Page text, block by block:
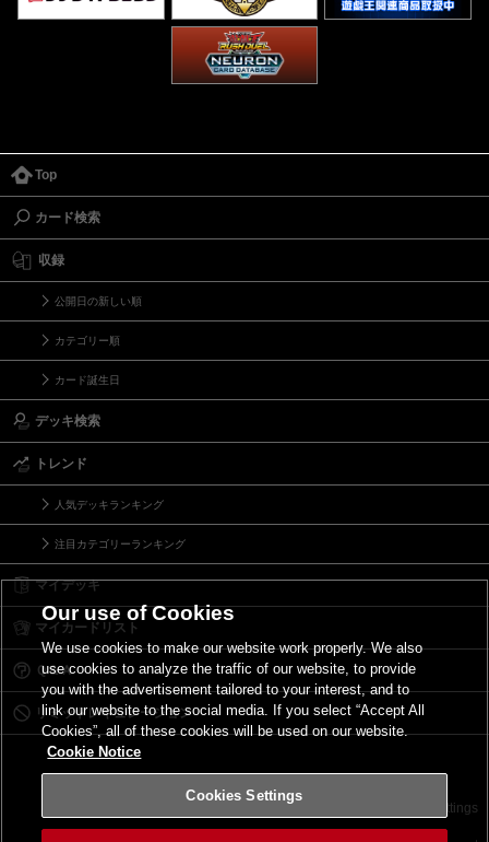
Top
カード検索
収録
公開日の新しい順
カテゴリー順
カード誕生日
デッキ検索
トレンド
人気デッキランキング
注目カテゴリーランキング
マイデッキ
マイカードリスト
Ｑ＆Ａ
リミットレギュレーション
サイトポリシー Cookies Settings
Our use of Cookies
We use cookies to make our website work properly. We also
use cookies to analyze the traffic of our website, to provide
you with the advertisement tailored to your interest, and to
link our website to the social media. If you select “Accept All
Cookies”, all of these cookies will be used on our website.
Cookie Notice
Cookies Settings